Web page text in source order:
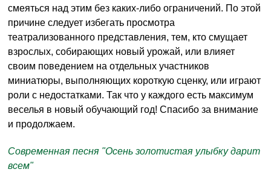
смеяться над этим без каких-либо ограничений. По этой
причине следует избегать просмотра
театрализованного представления, тем, кто смущает
взрослых, собирающих новый урожай, или влияет
своим поведением на отдельных участников
миниатюры, выполняющих короткую сценку, или играют
роли с недостатками. Так что у каждого есть максимум
веселья в новый обучающий год! Спасибо за внимание
и продолжаем.
Современная песня "Осень золотистая улыбку дарит
всем"